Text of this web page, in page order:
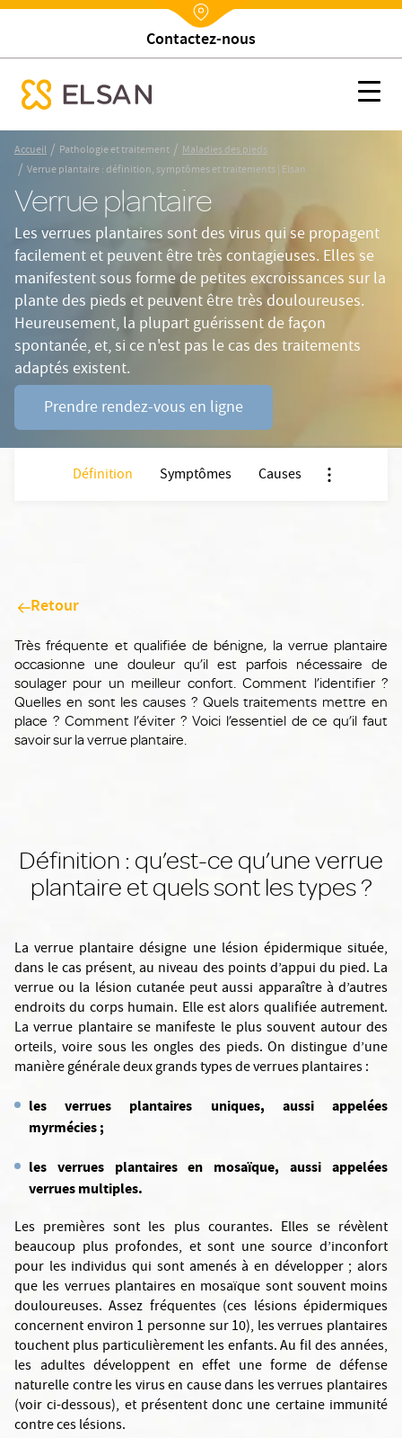
Nx:Aller
contenu
principal
Nx:Annuaire
Contactez-nous
Verrue plantaire : définition, symptômes et traitements | Elsan
menu mobile
Accueil / Pathologie et traitement / Maladies des pieds
/ Verrue plantaire : définition, symptômes et traitements | Elsan
Verrue plantaire
Les verrues plantaires sont des virus qui se propagent
facilement et peuvent être très contagieuses. Elles se
manifestent sous forme de petites excroissances sur la
plante des pieds et peuvent être très douloureuses.
Heureusement, la plupart guérissent de façon
spontanée, et, si ce n'est pas le cas des traitements
adaptés existent.
Prendre rendez-vous en ligne
Définition Symptômes Causes
Retour
Très fréquente et qualifiée de bénigne, la verrue plantaire
occasionne une douleur qu’il est parfois nécessaire de
soulager pour un meilleur confort. Comment l’identifier ?
Quelles en sont les causes ? Quels traitements mettre en
place ? Comment l’éviter ? Voici l’essentiel de ce qu’il faut
savoir sur la verrue plantaire.
Définition : qu’est-ce qu’une verrue
plantaire et quels sont les types ?
La verrue plantaire désigne une lésion épidermique située,
dans le cas présent, au niveau des points d’appui du pied. La
verrue ou la lésion cutanée peut aussi apparaître à d’autres
endroits du corps humain. Elle est alors qualifiée autrement.
La verrue plantaire se manifeste le plus souvent autour des
orteils, voire sous les ongles des pieds. On distingue d’une
manière générale deux grands types de verrues plantaires :
les verrues plantaires uniques, aussi appelées
myrmécies ;
les verrues plantaires en mosaïque, aussi appelées
verrues multiples.
Les premières sont les plus courantes. Elles se révèlent
beaucoup plus profondes, et sont une source d’inconfort
pour les individus qui sont amenés à en développer ; alors
que les verrues plantaires en mosaïque sont souvent moins
douloureuses. Assez fréquentes (ces lésions épidermiques
concernent environ 1 personne sur 10), les verrues plantaires
touchent plus particulièrement les enfants. Au fil des années,
les adultes développent en effet une forme de défense
naturelle contre les virus en cause dans les verrues plantaires
(voir ci-dessous), et présentent donc une certaine immunité
contre ces lésions.